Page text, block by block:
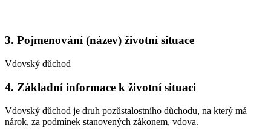
3. Pojmenování (název) životní situace
Vdovský důchod
4. Základní informace k životní situaci
Vdovský důchod je druh pozůstalostního důchodu, na který má
nárok, za podmínek stanovených zákonem, vdova.